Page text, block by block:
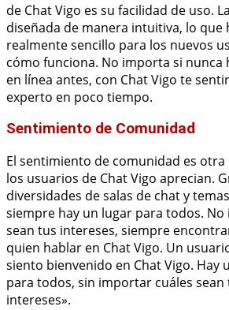
de Chat Vigo es su facilidad de uso.
diseñada de manera intuitiva, lo que
realmente sencillo para los nuevos
cómo funciona. No importa si nunca
en línea antes, con Chat Vigo te
experto en poco tiempo.
Sentimiento de Comunidad
El sentimiento de comunidad es
los usuarios de Chat Vigo aprecian.
diversidades de salas de chat y
siempre hay un lugar para todos.
sean tus intereses, siempre
quien hablar en Chat Vigo. Un
siento bienvenido en Chat Vigo. Hay
para todos, sin importar cuáles
intereses».